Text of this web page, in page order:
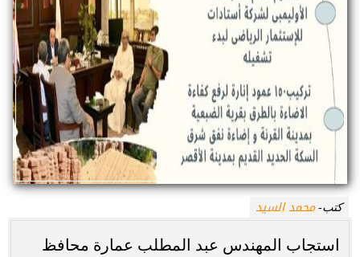
كتب-محمد السيد
استجاب المهندس عبد المطلب عمارة محافظ